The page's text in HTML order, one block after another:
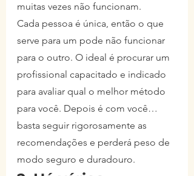
muitas vezes não funcionam.
Cada pessoa é única, então o que
serve para um pode não funcionar
para o outro. O ideal é procurar um
profissional capacitado e indicado
para avaliar qual o melhor método
para você. Depois é com você…
basta seguir rigorosamente as
recomendações e perderá peso de
modo seguro e duradouro.